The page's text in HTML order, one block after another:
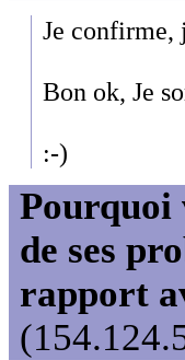
Je confirme,
Bon ok, Je
:-)
Pourquoi
de ses
rapport